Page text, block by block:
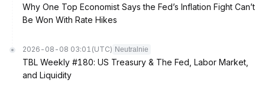
Why One Top Economist Says the Fed’s Inflation Fight Can’t
Be Won With Rate Hikes
2026-08-08 03:01 (UTC) Neutralnie
TBL Weekly #180: US Treasury & The Fed, Labor Market,
and Liquidity